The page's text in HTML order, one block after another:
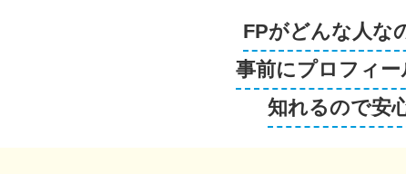
FPがどんな人な
事前にプロフィー
知れるので安